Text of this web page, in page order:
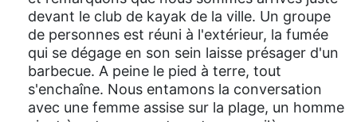
devant le club de kayak de la ville. Un groupe
de personnes est réuni à l'extérieur, la fumée
qui se dégage en son sein laisse présager d'un
barbecue. A peine le pied à terre, tout
s'enchaîne. Nous entamons la conversation
avec une femme assise sur la plage, un homme